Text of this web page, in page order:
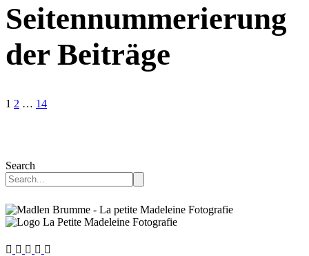
Seitennummerierung
der Beiträge
1 2 … 14
Search